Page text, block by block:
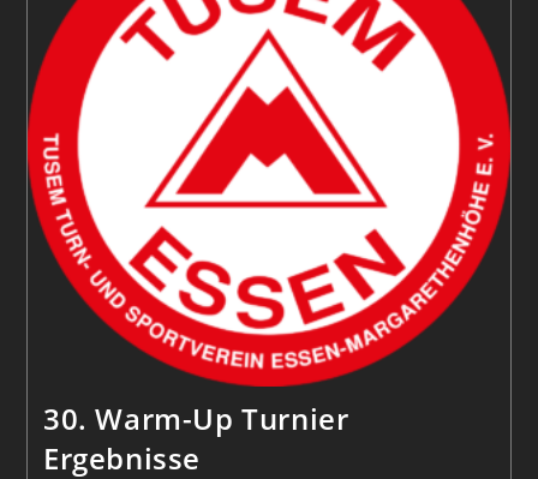
30. Warm-Up Turnier
Ergebnisse